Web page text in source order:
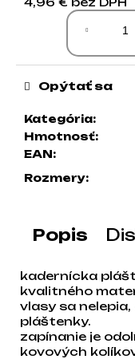
Jednotková
Kategória:
Hmotnosť:
EAN:
Rozmery:
Opýtať sa
Popis
kadernícka
kvalitného
vlasy sa
pláštenky.
zapínanie je
kovových
r
a
m